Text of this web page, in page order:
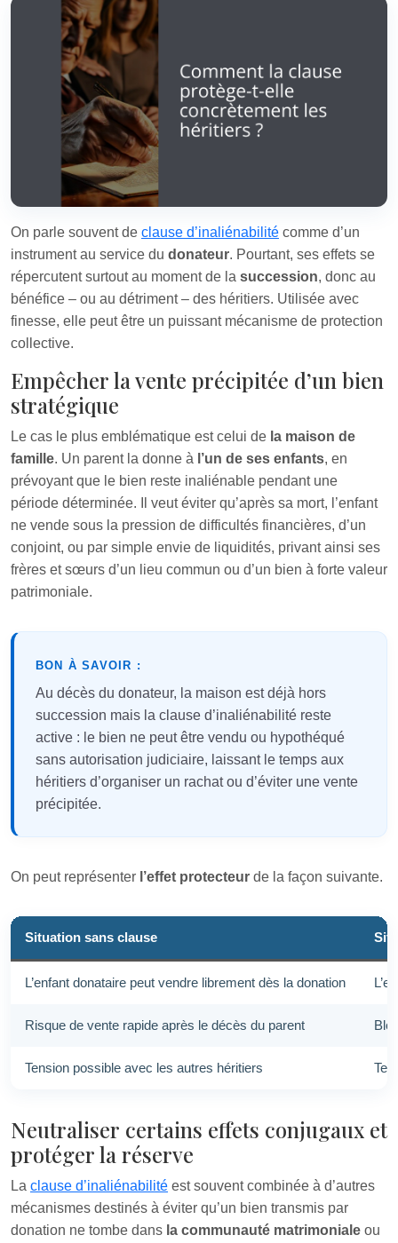
On parle souvent de clause d’inaliénabilité comme d’un
instrument au service du donateur. Pourtant, ses effets se
répercutent surtout au moment de la succession, donc au
bénéfice – ou au détriment – des héritiers. Utilisée avec
finesse, elle peut être un puissant mécanisme de protection
collective.
Empêcher la vente précipitée d’un bien
stratégique
Le cas le plus emblématique est celui de la maison de
famille. Un parent la donne à l’un de ses enfants, en
prévoyant que le bien reste inaliénable pendant une
période déterminée. Il veut éviter qu’après sa mort, l’enfant
ne vende sous la pression de difficultés financières, d’un
conjoint, ou par simple envie de liquidités, privant ainsi ses
frères et sœurs d’un lieu commun ou d’un bien à forte valeur
patrimoniale.
BON À SAVOIR :
Au décès du donateur, la maison est déjà hors
succession mais la clause d’inaliénabilité reste
active : le bien ne peut être vendu ou hypothéqué
sans autorisation judiciaire, laissant le temps aux
héritiers d’organiser un rachat ou d’éviter une vente
précipitée.
On peut représenter l’effet protecteur de la façon suivante.
Situation sans clause
L’enfant donataire peut vendre librement dès la donation
Risque de vente rapide après le décès du parent
Tension possible avec les autres héritiers
Neutraliser certains effets conjugaux et
protéger la réserve
La clause d’inaliénabilité est souvent combinée à d’autres
mécanismes destinés à éviter qu’un bien transmis par
donation ne tombe dans la communauté matrimoniale ou